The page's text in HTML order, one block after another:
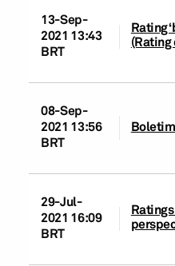
13-Sep-
2021 13:43
BRT
Rating
(Rating
08-Sep-
2021 13:56
BRT
29-Jul-
2021 16:09
BRT